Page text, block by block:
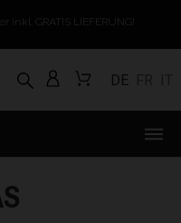
GRATIS LIEFERUNG!
DE